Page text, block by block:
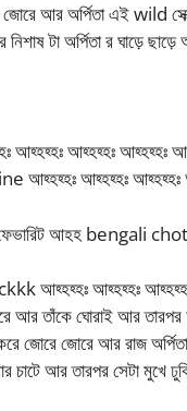
জোরে আর অর্পিতা এই wild
টা অর্পিতা র ঘাড়ে
আহ্হহ্হঃ আহ্হহ্হঃ
আহ্হহ্হঃ আহ্হহ্হঃ
আহহ bengali
আহ্হহ্হঃ আহ্হহ্হঃ
আর তাঁকে ঘোরাই আর
করে জোরে জোরে আর রাজ
চাটে আর তারপর সেটা মুখে